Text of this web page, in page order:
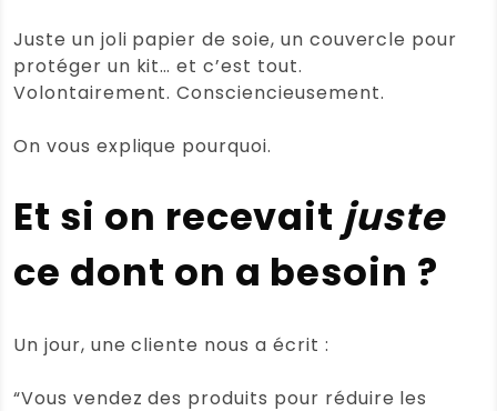
Juste un joli papier de soie, un couvercle pour
protéger un kit… et c’est tout.
Volontairement. Consciencieusement.
On vous explique pourquoi.
Et si on recevait juste
ce dont on a besoin ?
Un jour, une cliente nous a écrit :
“Vous vendez des produits pour réduire les